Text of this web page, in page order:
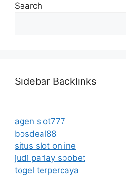
Search
Sidebar Backlinks
agen slot777
bosdeal88
situs slot online
judi parlay sbobet
togel terpercaya